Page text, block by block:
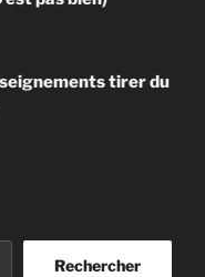
tirer du
Rechercher